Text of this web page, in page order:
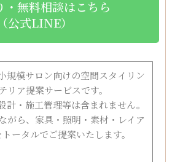
・無料相談はこちら
（公式LINE）
規模サロン向けの空間スタイリン
リア提案サービスです。
計・施工管理等は含まれません。
がら、家具・照明・素材・レイア
ータルでご提案いたします。